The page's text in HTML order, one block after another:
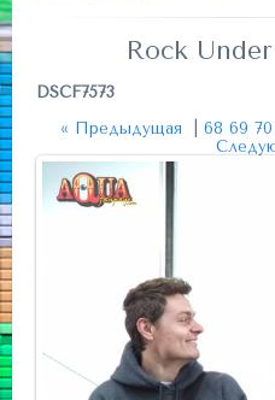
Rock
DSCF7573
« Предыдущая
68 69 70